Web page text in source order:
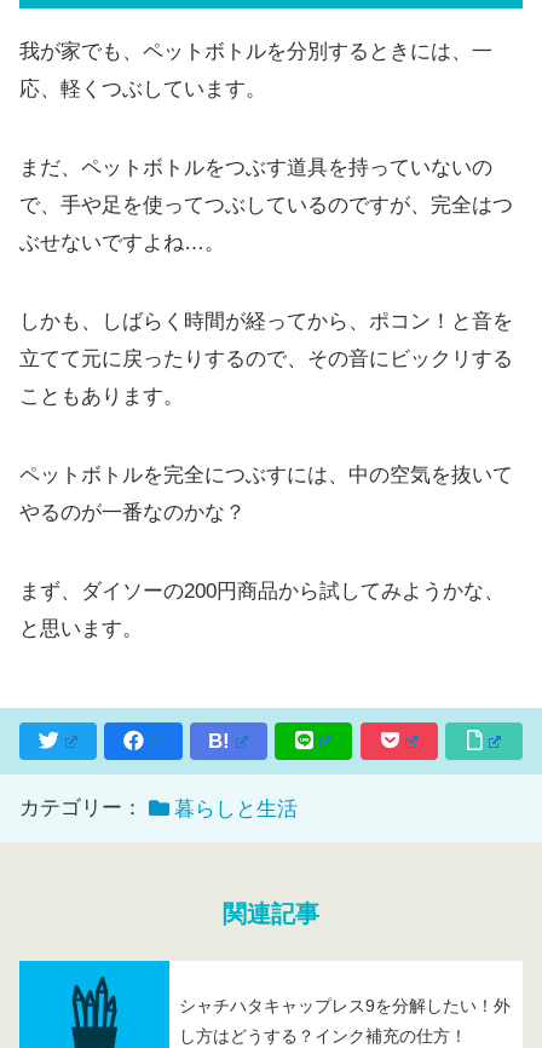
我が家でも、ペットボトルを分別するときには、一
応、軽くつぶしています。
まだ、ペットボトルをつぶす道具を持っていないの
で、手や足を使ってつぶしているのですが、完全はつ
ぶせないですよね…。
しかも、しばらく時間が経ってから、ポコン！と音を
立てて元に戻ったりするので、その音にビックリする
こともあります。
ペットボトルを完全につぶすには、中の空気を抜いて
やるのが一番なのかな？
まず、ダイソーの200円商品から試してみようかな、
と思います。
B!
カテゴリー： 暮らしと生活
関連記事
シャチハタキャップレス9を分解したい！外
し方はどうする？インク補充の仕方！